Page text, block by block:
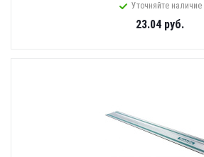
Уточняйте наличие
23.04руб.